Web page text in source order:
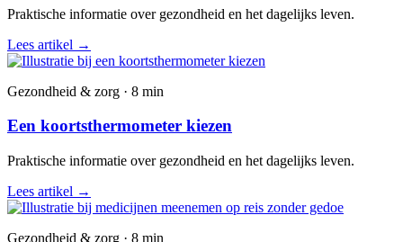
Praktische informatie over gezondheid en het dagelijks leven.
Lees artikel →
Gezondheid & zorg · 8 min
Een koortsthermometer kiezen
Praktische informatie over gezondheid en het dagelijks leven.
Lees artikel →
Gezondheid & zorg · 8 min